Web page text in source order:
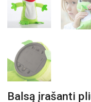
Balsą įrašanti